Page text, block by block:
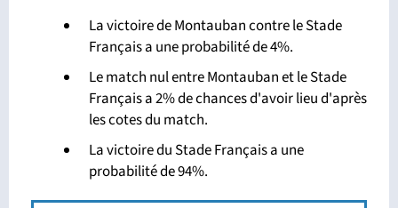
La victoire de Montauban contre le Stade
Français a une probabilité de 4%.
Le match nul entre Montauban et le Stade
Français a 2% de chances d'avoir lieu d'après
les cotes du match.
La victoire du Stade Français a une
probabilité de 94%.